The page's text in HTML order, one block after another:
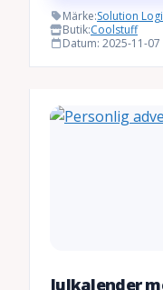
Märke:Solution
Butik:Coolstuff
Datum: 2025-11-07
Julkalender